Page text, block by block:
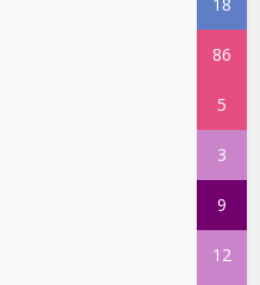
86
5
3
9
12